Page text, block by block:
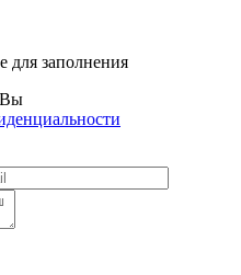
для заполнения
Вы